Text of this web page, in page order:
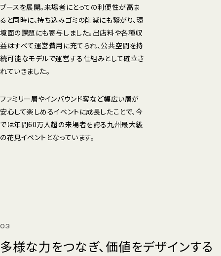
ブースを展開。来場者にとっての利便性が高ま
ると同時に、持ち込みゴミの削減にも繋がり、環
境面の課題にも寄与しました。出店料や各種収
益はすべて運営費用に充てられ、公共空間を持
続可能なモデルで運営する仕組みとして確立さ
れていきました。
ファミリー層やインバウンド客など幅広い層が
安心して楽しめるイベントに成長したことで、今
では年間60万人超の来場者を誇る九州最大級
の花見イベントとなっています。
03
多様な力をつなぎ、価値をデザインする